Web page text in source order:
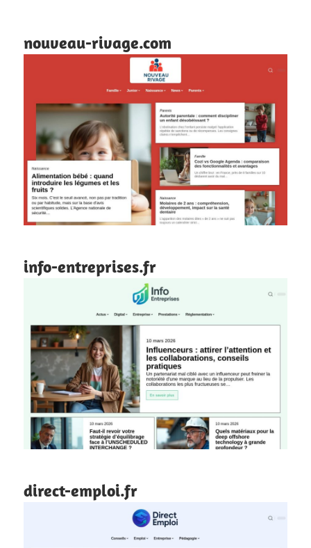
nouveau-rivage.com
info-entreprises.fr
direct-emploi.fr